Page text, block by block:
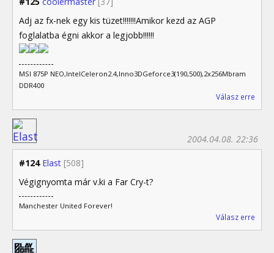
Adj az fx-nek egy kis tüzet!!!!!!!Amikor kezd az AGP
foglalatba égni akkor a legjobb!!!!!!
MSI 875P NEO,IntelCeleron2.4,Inno3DGeforce3(190,500),2x256Mbram
DDR400
Válasz erre
#124 Elast [508]
2004.04.08. 22:36
Végignyomta már v.ki a Far Cry-t?
Manchester United Forever!
Válasz erre